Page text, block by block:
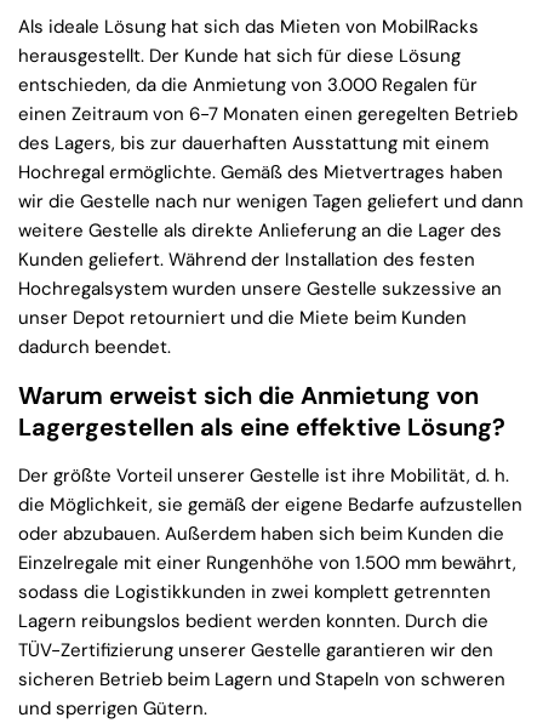
Als ideale Lösung hat sich das Mieten von MobilRacks
herausgestellt. Der Kunde hat sich für diese Lösung
entschieden, da die Anmietung von 3.000 Regalen für
einen Zeitraum von 6-7 Monaten einen geregelten Betrieb
des Lagers, bis zur dauerhaften Ausstattung mit einem
Hochregal ermöglichte. Gemäß des Mietvertrages haben
wir die Gestelle nach nur wenigen Tagen geliefert und dann
weitere Gestelle als direkte Anlieferung an die Lager des
Kunden geliefert. Während der Installation des festen
Hochregalsystem wurden unsere Gestelle sukzessive an
unser Depot retourniert und die Miete beim Kunden
dadurch beendet.
Warum erweist sich die Anmietung von
Lagergestellen als eine effektive Lösung?
Der größte Vorteil unserer Gestelle ist ihre Mobilität, d. h.
die Möglichkeit, sie gemäß der eigene Bedarfe aufzustellen
oder abzubauen. Außerdem haben sich beim Kunden die
Einzelregale mit einer Rungenhöhe von 1.500 mm bewährt,
sodass die Logistikkunden in zwei komplett getrennten
Lagern reibungslos bedient werden konnten. Durch die
TÜV-Zertifizierung unserer Gestelle garantieren wir den
sicheren Betrieb beim Lagern und Stapeln von schweren
und sperrigen Gütern.